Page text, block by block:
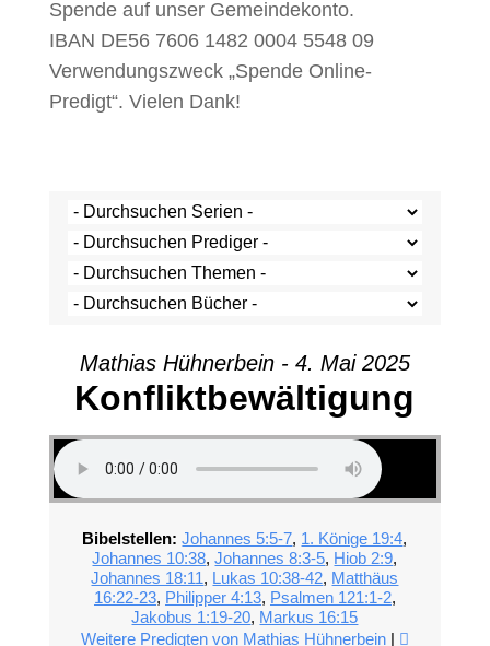
Spende auf unser Gemeindekonto.
IBAN DE56 7606 1482 0004 5548 09
Verwendungszweck „Spende Online-
Predigt“. Vielen Dank!
Mathias Hühnerbein - 4. Mai 2025
Konfliktbewältigung
Bibelstellen: Johannes 5:5-7, 1. Könige 19:4,
Johannes 10:38,Johannes 8:3-5, Hiob 2:9,
Johannes 18:11, Lukas 10:38-42, Matthäus
16:22-23, Philipper 4:13, Psalmen 121:1-2,
Jakobus 1:19-20, Markus 16:15
Weitere Predigten von Mathias Hühnerbein|